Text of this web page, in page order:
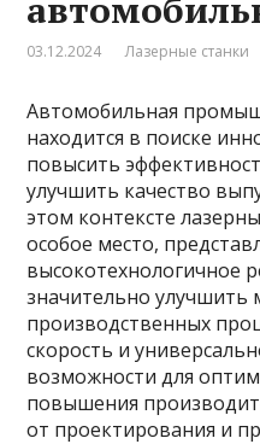
03.12.2024 Лазерные станки
Автомобильная
находится в поиске
повысить
улучшить качество
этом контексте
особое место,
высокотехнологичное
значительно улучшить
производственных
скорость и
возможности для
повышения
от проектирования и